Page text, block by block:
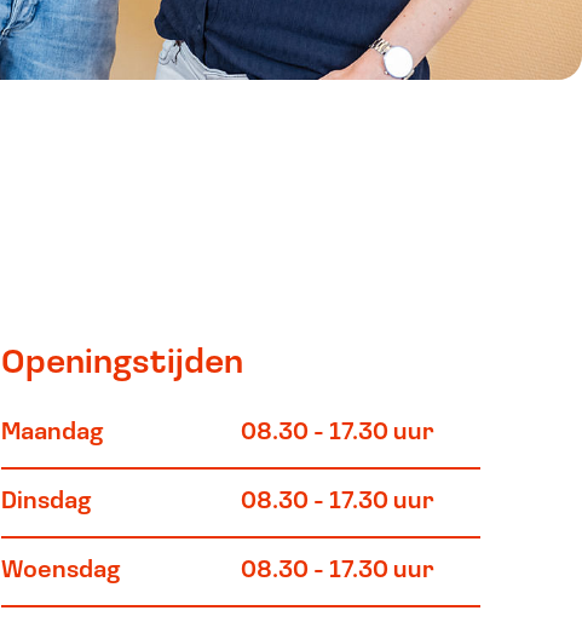
Openingstijden
Maandag
Dinsdag
Woensdag
08.30 - 17.30 uur
08.30 - 17.30 uur
08.30 - 17.30 uur